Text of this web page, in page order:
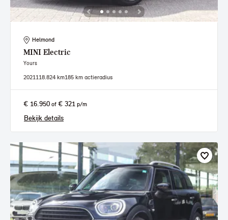
Helmond
MINI Electric
Yours
2021118.824 km185 km actieradius
€ 16.950 of € 321 p/m
Bekijk details